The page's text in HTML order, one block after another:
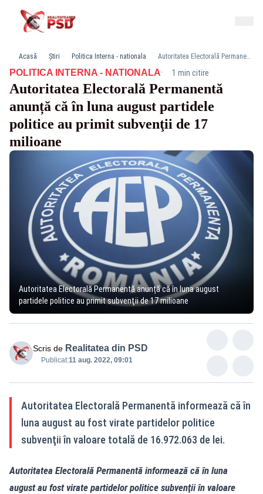
Acasă Știri Politica Interna - nationala Autoritatea Electorală Permanentă anunță că în luna august partidele politice au primit subvenţii de 17 milioane
POLITICA INTERNA - NATIONALA· 1 min citire
Autoritatea Electorală Permanentă
anunță că în luna august partidele
politice au primit subvenţii de 17
milioane
Autoritatea Electorală Permanentă anunță că în luna august
partidele politice au primit subvenţii de 17 milioane
Scris de Realitatea din PSD
Publicat:11 aug. 2022, 09:01
Autoritatea Electorală Permanentă informează că în
luna august au fost virate partidelor politice
subvenţii în valoare totală de 16.972.063 de lei.
Autoritatea Electorală Permanentă informează că în luna
august au fost virate partidelor politice subvenţii în valoare